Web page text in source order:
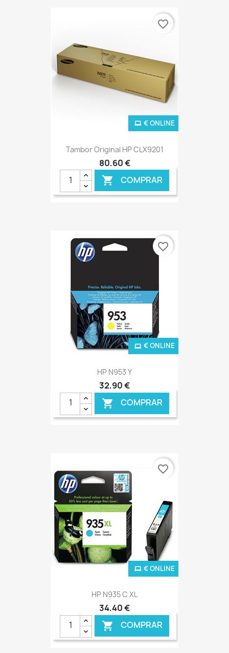
Tambor Original HP CLX9201
80,60 €
 COMPRAR
€ ONLINE
favorite_border
HP N953 Y
32,90 €
 COMPRAR
€ ONLINE
favorite_border
HP N935 C XL
34,40 €
 COMPRAR
€ ONLINE
favorite_border